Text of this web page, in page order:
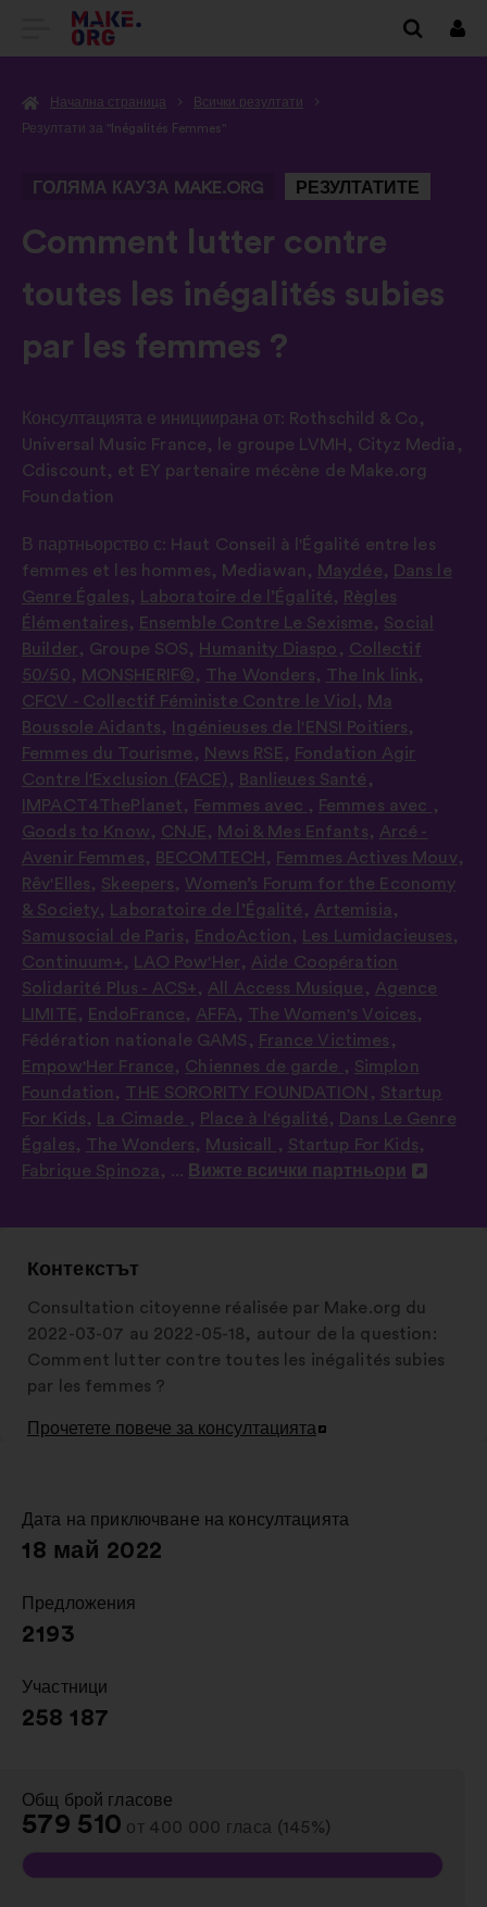
ОТИДЕТЕ
НАЧАЛНАТА
НА
MAKE.ORG
Начална страница
Всички резултати
Резултати за "Inégalités Femmes"
ГОЛЯМА КАУЗА MAKE.ORG РЕЗУЛТАТИТЕ
-
Comment lutter contre
toutes les inégalités subies
par les femmes ?
Консултацията е инициирана от: Rothschild & Co,
Universal Music France, le groupe LVMH , Cityz Media ,
Cdiscount, et EY partenaire mécène de Make.org
Foundation
В партньорство с: Haut Conseil à l'Égalité entre les
femmes et les hommes, Mediawan , Maydée, Dans le
Genre Égales, Laboratoire de l’Égalité, Règles
Élémentaires, Ensemble Contre Le Sexisme, Social
Builder, Groupe SOS, Humanity Diaspo , Collectif
50/50, MONSHERIF©, The Wonders, The Ink link,
CFCV - Collectif Féministe Contre le Viol , Ma
Boussole Aidants, Ingénieuses de l'ENSI Poitiers,
Femmes du Tourisme , News RSE, Fondation Agir
Contre l'Exclusion (FACE) , Banlieues Santé ,
IMPACT4ThePlanet, Femmes avec , Femmes avec ,
Goods to Know, CNJE, Moi & Mes Enfants, Arcé -
Avenir Femmes, BECOMTECH , Femmes Actives Mouv,
Rêv'Elles, Skeepers, Women’s Forum for the Economy
& Society, Laboratoire de l’Égalité , Artemisia ,
Samusocial de Paris, EndoAction , Les Lumidacieuses,
Continuum+, LAO Pow'Her, Aide Coopération
Solidarité Plus - ACS+, All Access Musique , Agence
LIMITE, EndoFrance, AFFA, The Women's Voices,
Fédération nationale GAMS , France Victimes ,
Empow'Her France, Chiennes de garde , Simplon
Foundation , THE SORORITY FOUNDATION , Startup
For Kids, La Cimade , Place à l'égalité, Dans Le Genre
Égales, The Wonders, Musicall , Startup For Kids,
Fabrique Spinoza , ... Вижте всички партньори
Отваряне
Контекстът
Consultation citoyenne réalisée par Make.org du
2022-03-07 au 2022-05-18, autour de la question:
Comment lutter contre toutes les inégalités subies
par les femmes ?
Прочетете повече за консултацията
Отваряне
раздел
Дата на приключване на консултацията
:
18 май 2022
Предложения
2193
Участници
:
258 187
Общ брой гласове
:
579 510 от 400 000 гласа (145%)